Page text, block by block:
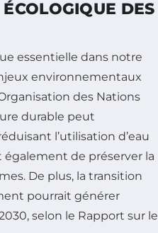
DES
essentielle dans notre
environnementaux
des Nations
durable peut
l’utilisation d’eau
de préserver la
De plus, la transition
pourrait générer
selon le Rapport sur le